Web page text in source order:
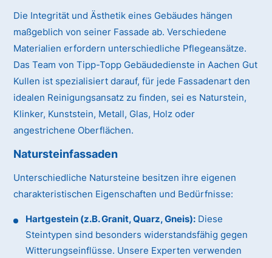
Die Integrität und Ästhetik eines Gebäudes hängen
maßgeblich von seiner Fassade ab. Verschiedene
Materialien erfordern unterschiedliche Pflegeansätze.
Das Team von Tipp-Topp Gebäudedienste in Aachen Gut
Kullen ist spezialisiert darauf, für jede Fassadenart den
idealen Reinigungsansatz zu finden, sei es Naturstein,
Klinker, Kunststein, Metall, Glas, Holz oder
angestrichene Oberflächen.
Natursteinfassaden
Unterschiedliche Natursteine besitzen ihre eigenen
charakteristischen Eigenschaften und Bedürfnisse:
Hartgestein (z.B. Granit, Quarz, Gneis): Diese
Steintypen sind besonders widerstandsfähig gegen
Witterungseinflüsse. Unsere Experten verwenden